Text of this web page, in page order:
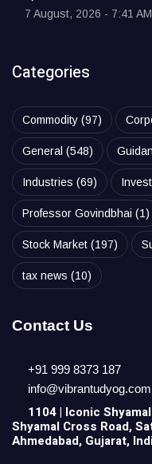
7 August, 2026 - 7:41 AM
Categories
Commodity (97)
General (548)
Industries (69)
Professor Govindbhai (1)
Stock Market (197)
tax news (10)
Contact Us
+91 999 8373 187
info@vibrantudyog.com
1104 | Iconic Shyamal
Shyamal Cross Road,
Ahmedabad, Gujarat,